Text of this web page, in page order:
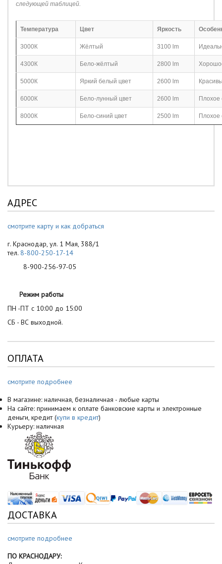
следующей таблицей.
Температура Цвет Яркость
3000К Жёлтый 3100 lm
4300К Бело-жёлтый 2800 lm
5000К Яркий белый цвет 2600 lm
6000К Бело-лунный цвет 2600 lm Плохое
8000К Бело-синий цвет 2500 lm Плохое
АДРЕС
смотрите карту и как добраться
г. Краснодар, ул. 1 Мая, 388/1
тел. 8-800-250-17-14
8-900-256-97-05
Режим работы
ПН -ПТ с 10:00 до 15:00
СБ - ВС выходной.
ОПЛАТА
смотрите подробнее
В магазине: наличная, безналичная - любые карты
На сайте: принимаем к оплате банковские карты и электронные
деньги, кредит (купи в кредит)
Курьеру: наличная
ДОСТАВКА
смотрите подробнее
ПО КРАСНОДАРУ: